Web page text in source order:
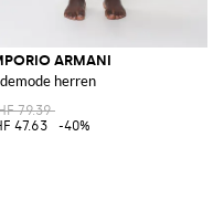
ARMANI
herren
79.39
47.63
-40%